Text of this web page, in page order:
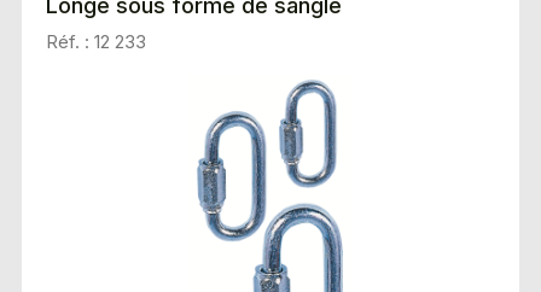
Longe sous forme de sangle
Réf. : 12 233